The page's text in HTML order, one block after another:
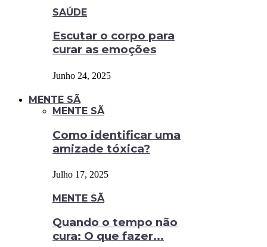
SAÚDE
Escutar o corpo para
curar as emoções
Junho 24, 2025
MENTE SÃ
MENTE SÃ
Como identificar uma
amizade tóxica?
Julho 17, 2025
MENTE SÃ
Quando o tempo não
cura: O que fazer...